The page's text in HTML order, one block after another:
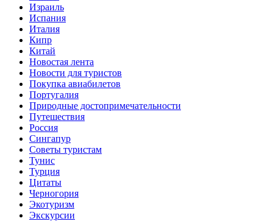
Израиль
Испания
Италия
Кипр
Китай
Новостая лента
Новости для туристов
Покупка авиабилетов
Португалия
Природные достопримечательности
Путешествия
Россия
Сингапур
Советы туристам
Тунис
Турция
Цитаты
Черногория
Экотуризм
Экскурсии